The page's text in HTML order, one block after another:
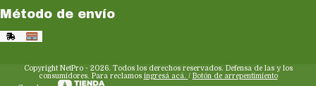
Método de envío
Copyright NetPro - 2026. Todos los derechos reservados. Defensa de las y los
consumidores. Para reclamos ingresá acá. / Botón de arrepentimiento